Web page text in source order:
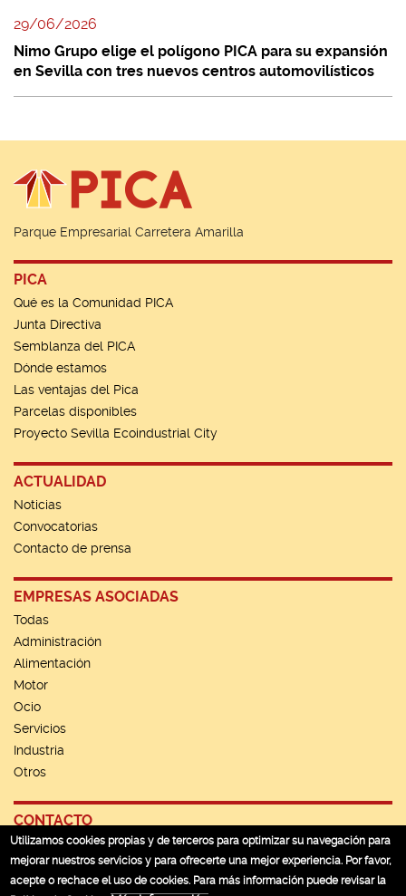
29/06/2026
Nimo Grupo elige el polígono PICA para su expansión
en Sevilla con tres nuevos centros automovilísticos
Parque Empresarial Carretera Amarilla
PICA
Qué es la Comunidad PICA
Junta Directiva
Semblanza del PICA
Dónde estamos
Las ventajas del Pica
Parcelas disponibles
Proyecto Sevilla Ecoindustrial City
ACTUALIDAD
Noticias
Convocatorias
Contacto de prensa
EMPRESAS ASOCIADAS
Todas
Administración
Alimentación
Motor
Ocio
Servicios
Industria
Otros
CONTACTO
Contacto
Política de privacidad
Utilizamos cookies propias y de terceros para optimizar su navegación para
mejorar nuestros servicios y para ofrecerte una mejor experiencia. Por favor,
acepte o rechace el uso de cookies. Para más información puede revisar la